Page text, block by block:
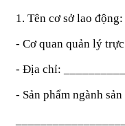
1. Tên cơ sở lao
- Cơ quan quản lý
- Địa chỉ:
- Sản phẩm ngành